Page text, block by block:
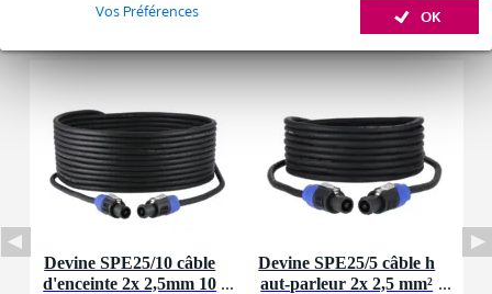
OK
Vos Préférences
Accessoires (2)
Devine SPE25/10 câble
d'enceinte 2x 2,5mm 10
Devine SPE25/5 câble h
aut-parleur 2x 2,5 mm²